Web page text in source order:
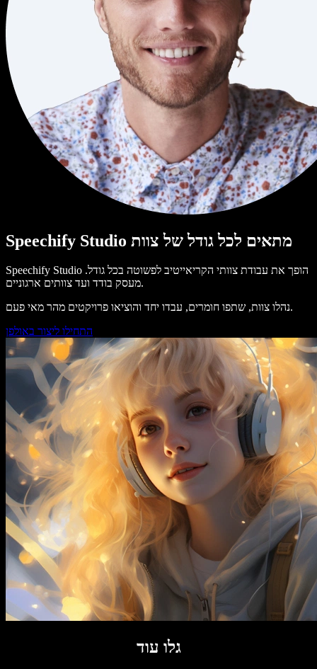
Speechify Studio מתאים לכל גודל של צוות
Speechify Studio הופך את עבודת צוותי הקריאייטיב לפשוטה בכל גודל.
מעסק בודד ועד צוותים ארגוניים.
נהלו צוות, שתפו חומרים, עבדו יחד והוציאו פרויקטים מהר מאי פעם.
התחילו ליצור באולפן
גלו עוד